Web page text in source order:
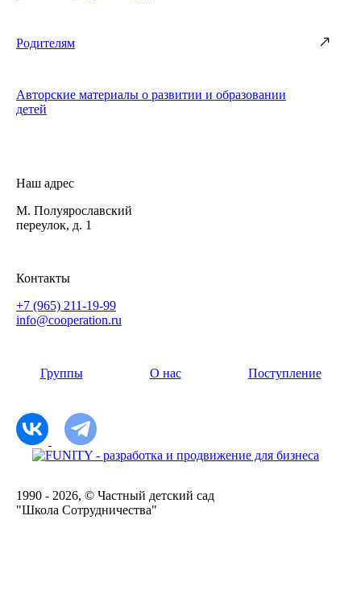
Родителям
Авторские материалы о развитии и образовании
детей
Наш адрес
М. Полуярославский
переулок, д. 1
Контакты
+7 (965) 211-19-99
info@cooperation.ru
Группы О нас Поступление
1990 - 2026, © Частный детский сад
"Школа Сотрудничества"